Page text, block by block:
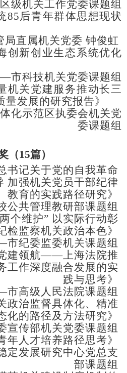
级机关工作党委课题组
85后青年群体思想现状
直属机关党委 钟俊虹
创新创业生态系统优化
科技机关党委课题组
机关党建服务推动长三
发展的研究报告》
化示范区执委会机关党
委课题组
（15篇）
书记关于党的自我革命
加强机关党员干部纪律
教育的实践路径研究》
共管理教研部课题组
个维护” 以实际行动彰
检监察机关政治本色》
纪委监委机关课题组
党建领航——上海法院推
工作深度融合发展的实
践与思考》
高级人民法院课题组
政治监督具体化、精准
化的路径及方法研究》
传部机关党委课题组
年人才培养路径思考》
发展研究中心党总支
部课题组